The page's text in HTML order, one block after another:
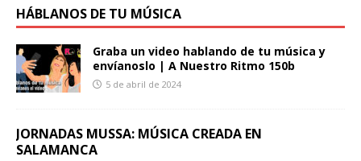
HÁBLANOS DE TU MÚSICA
Graba un video hablando de tu música y
envíanoslo | A Nuestro Ritmo 150b
5 de abril de 2024
JORNADAS MUSSA: MÚSICA CREADA EN
SALAMANCA